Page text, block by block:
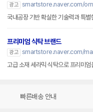
광고 smartstore.naver.com/
국내공장 기반 확실한 기술력과 특
프리미엄 식탁 브랜드
광고 smartstore.naver.com/
고급 소재 세라믹 식탁으로 프리미엄
빠른배송 안내